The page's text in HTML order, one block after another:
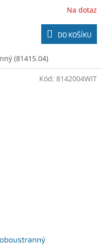
Na dotaz
DO KOŠÍKU
(81415.04)
Kód: 8142004WIT